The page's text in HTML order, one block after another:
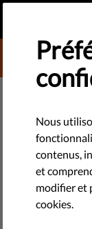
MONITORING - UE
bon
Dans
Nous
contenus,
et
modifier et
cookies.